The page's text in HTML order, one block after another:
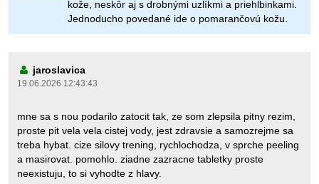
kože, neskôr aj s drobnými uzlíkmi a priehlbinkami.
Jednoducho povedané ide o pomarančovú kožu.
jaroslavica
19.06.2026 12:43:43
mne sa s nou podarilo zatocit tak, ze som zlepsila pitny rezim,
proste pit vela vela cistej vody, jest zdravsie a samozrejme sa
treba hybat. cize silovy trening, rychlochodza, v sprche peeling
a masirovat. pomohlo. ziadne zazracne tabletky proste
neexistuju, to si vyhodte z hlavy.